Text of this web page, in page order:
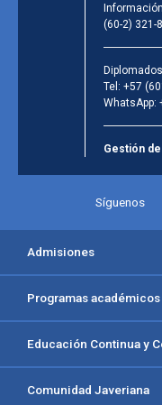
(60-2) 321-
Tel: +57
WhatsApp:
Gestión de
Síguenos
Admisiones
Programas académicos
Educación Continua y
Comunidad Javeriana